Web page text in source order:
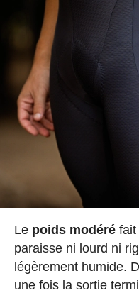
Le poids modéréfait
paraisse ni lourd ni
légèrement humide.
une fois la sortie